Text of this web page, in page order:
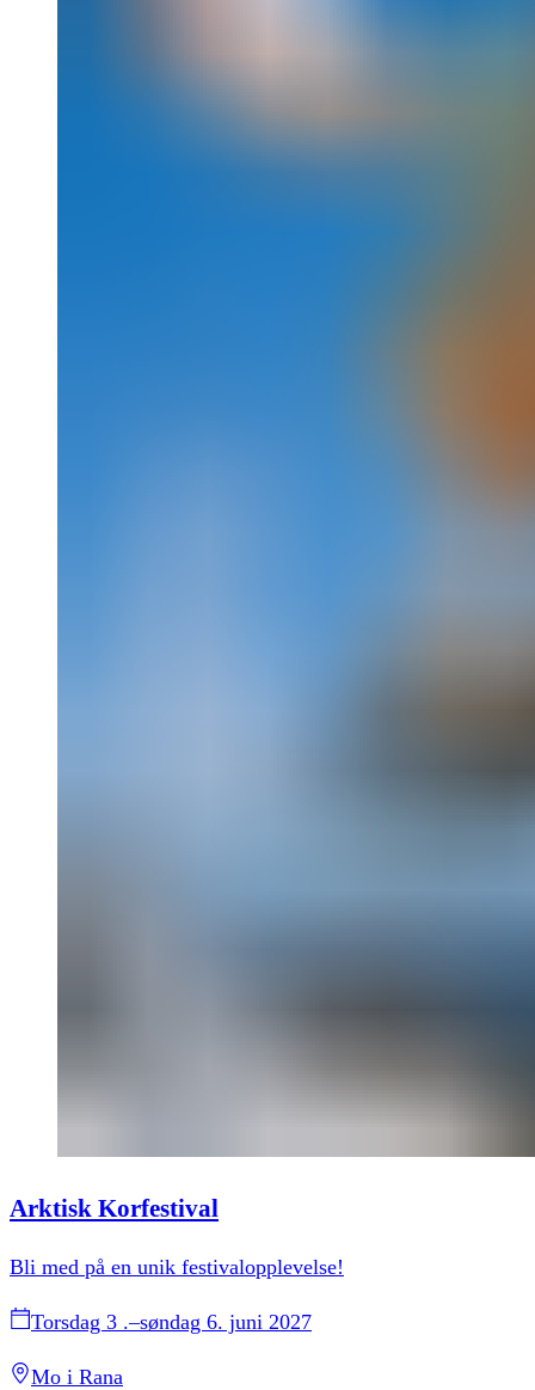
Arktisk Korfestival
Bli med på en unik festivalopplevelse!
Torsdag 3 .–søndag 6. juni 2027
Mo i Rana